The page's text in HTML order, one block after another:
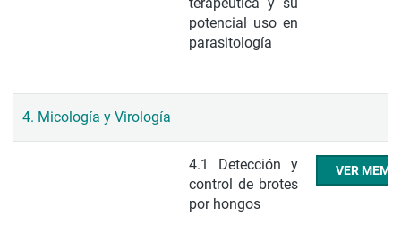
potencial uso en
parasitología
4. Micología y Virología
4.1 Detección y
control de brotes
por hongos
VER